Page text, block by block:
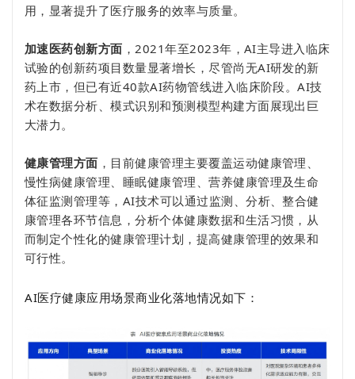
用，显著提升了医疗服务的效率与质量。
加速医药创新方面 ，2021年至2023年，AI主导进入临床
试验的创新药项目数量显著增长，尽管尚无AI研发的新
药上市，但已有近40款AI药物管线进入临床阶段。AI技
术在数据分析、模式识别和预测模型构建方面展现出巨
大潜力。
健康管理方面 ，目前健康管理主要覆盖运动健康管理、
慢性病健康管理、睡眠健康管理、营养健康管理及生命
体征监测管理等，AI技术可以通过监测、分析、整合健
康管理各环节信息，分析个体健康数据和生活习惯，从
而制定个性化的健康管理计划，提高健康管理的效果和
可行性。
AI医疗健康应用场景商业化落地情况如下：